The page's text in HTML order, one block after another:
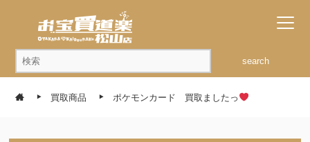
search
買取商品 ポケモンカード 買取ましたっ